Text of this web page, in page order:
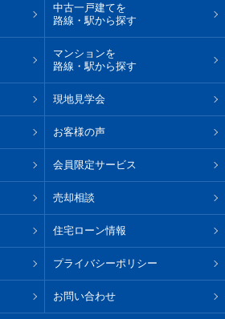
中古一戸建てを
路線・駅から探す
マンションを
路線・駅から探す
現地見学会
お客様の声
会員限定サービス
売却相談
住宅ローン情報
プライバシーポリシー
お問い合わせ